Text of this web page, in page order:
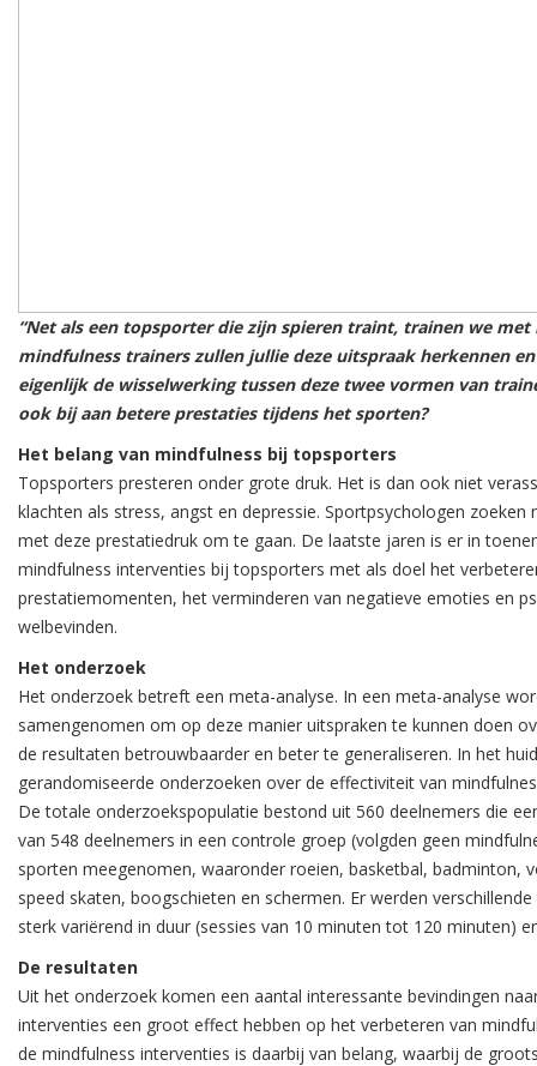
“Net als een topsporter die zijn spieren traint, trainen we met
mindfulness trainers zullen jullie deze uitspraak herkennen
eigenlijk de wisselwerking tussen deze twee vormen van
ook bij aan betere prestaties tijdens het sporten?
Het belang van mindfulness bij topsporters
Topsporters presteren onder grote druk. Het is dan ook niet
klachten als stress, angst en depressie. Sportpsychologen
met deze prestatiedruk om te gaan. De laatste jaren is er in
mindfulness interventies bij topsporters met als doel het
prestatiemomenten, het verminderen van negatieve emoties en
welbevinden.
Het onderzoek
Het onderzoek betreft een meta-analyse. In een meta-analyse
samengenomen om op deze manier uitspraken te kunnen doen
de resultaten betrouwbaarder en beter te generaliseren. In het
gerandomiseerde onderzoeken over de effectiviteit van
De totale onderzoekspopulatie bestond uit 560 deelnemers die
van 548 deelnemers in een controle groep (volgden geen
sporten meegenomen, waaronder roeien, basketbal, badminton,
speed skaten, boogschieten en schermen. Er werden
sterk variërend in duur (sessies van 10 minuten tot 120 minuten)
De resultaten
Uit het onderzoek komen een aantal interessante bevindingen
interventies een groot effect hebben op het verbeteren van
de mindfulness interventies is daarbij van belang, waarbij de